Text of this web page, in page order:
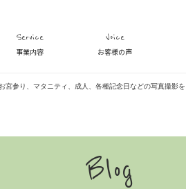
Service
事業内容
Voice
お客様の声
宮参り、マタニティ、成人、各種記念日などの写真撮影
Blog